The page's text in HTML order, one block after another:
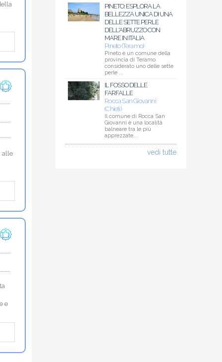
alle
e
PINETO: ESPLORA LA
BELLEZZA UNICA DI UNA
DELLE SETTE PERLE
DELL'ABRUZZO CON
MARE IN ITALIA
Pineto (Teramo)
Pineto è un comune della
provincia di Teramo
considerato uno delle sette
perle ...
IL FOSSO DELLE
FARFALLE
Rocca San Giovanni
(Chieti)
Il comune di Rocca San
Giovanni è una località
balneare tra le più
apprezzate...
vedi tutte